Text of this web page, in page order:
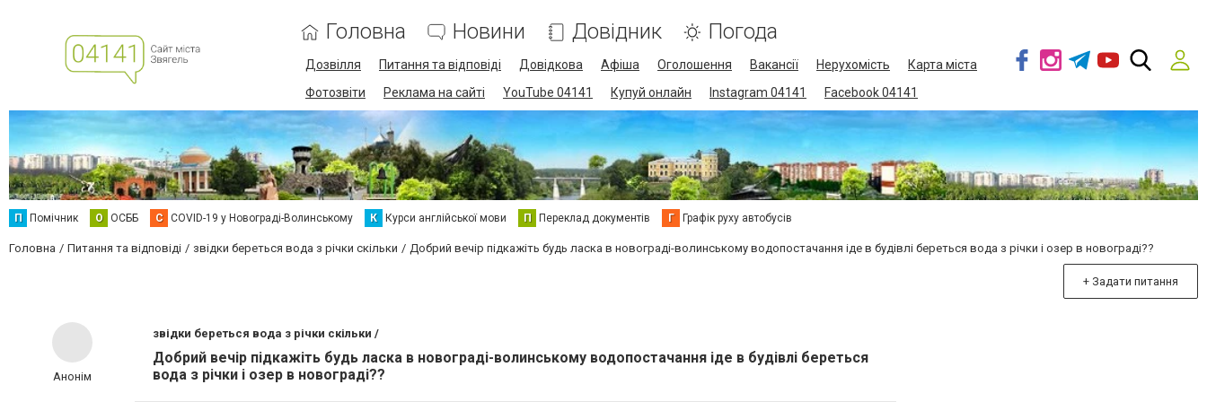
Головна Новини Довідник Погода
Дозвілля Питання та відповіді Довідкова Афіша Оголошення Вакансії Нерухомість
Карта міста
Фотозвіти
Реклама на сайті YouTube 04141 Купуй онлайн Instagram 04141 Facebook 04141
П Помічник О ОСББ C COVID-19 у Новограді-Волинському К Курси англійської мови П Переклад документів Г Графік руху автобусів
Головна Питання та відповіді звідки береться вода з річки скільки Добрий вечір підкажіть будь ласка в новограді-волинському водопостачання іде в будівлі береться вода з річки і озер в новограді??
+ Задати питання
Анонім
звідки береться вода з річки скільки /
Добрий вечір підкажіть будь ласка в новограді-волинському водопостачання іде в будівлі береться
вода з річки і озер в новограді??